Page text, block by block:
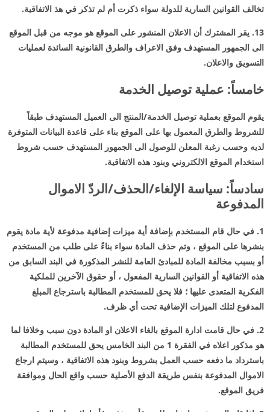
تخالف القوانين السارية للدولة سواء ذكرت أم لم تذكر في هذ الاتفاقية.
13. يقر المشترك أن الاعلان المنشور على الموقع هو موجه من قبل الموقع
الى الجمهور المستهدف وفق الاعراف والطرق القانونية السائدة لعمليات
التسويق والاعلان.
خامساً: عملية توصيل الخدمة
يقوم الموقع بعملية توصيل الخدمة/المنتج الى العميل المستهدف طبقاً
للشروط والطرق المعمول بها على الموقع بناء على قاعدة البيانات المتوفرة
لديه وحسب رغبة المعلن للوصول الى الجمهور المستهدف حسب شروط
استخدام الموقع الالكتروني وبنود هذه الاتفاقية.
سادساً: سياسة الإلغاء/الحذف/الردّ الاموال
المدفوعة
1. في حال قام المستخدم بإضافة أية ميزات إضافية مدفوعة لأية مادة يقوم
بنشرها على الموقع ، وتم حذف المادة سواء بناءً على طلب من المستخدم
أو بسبب مخالفة المادة للمبادئ العامة للنشر المذكورة في البند السابق من
هذه الاتفاقية أو القوانين السارية المفعول ، أو حقوق الآخرين للملكية
الفكرية المتعدى عليها ؛ فلا يحق للمستخدم المطالبة باسترجاع المبلغ
المدفوع لتلك الميزات الإضافية تحت أي ظرف.
2. في حال قامت ادارة الموقع بالغاء الاعلان او المادة دون سبب وخلافا لما
هو مذكور اعلاه في الفقرة 1 من البند الخامس يحق للمستخدم المطالبة
باسترداد ما دفعه حسب العمل بشروط وبنود هذه الاتفاقية ، وسيتم ارجاع
الاموال المدفوعة بنفس طريقة الدفع الأصلية حسب واقع الحال وموافقة
فريق الموقع.